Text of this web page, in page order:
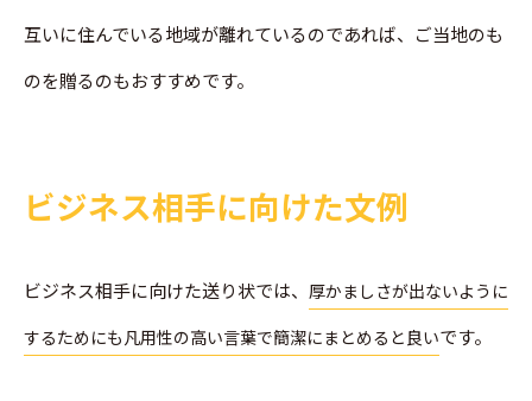
互いに住んでいる地域が離れているのであれば、ご当地のも
のを贈るのもおすすめです。
ビジネス相手に向けた文例
ビジネス相手に向けた送り状では、 厚かましさが出ないように
するためにも凡用性の高い言葉で簡潔にまとめると良いです。